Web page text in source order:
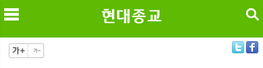
검색